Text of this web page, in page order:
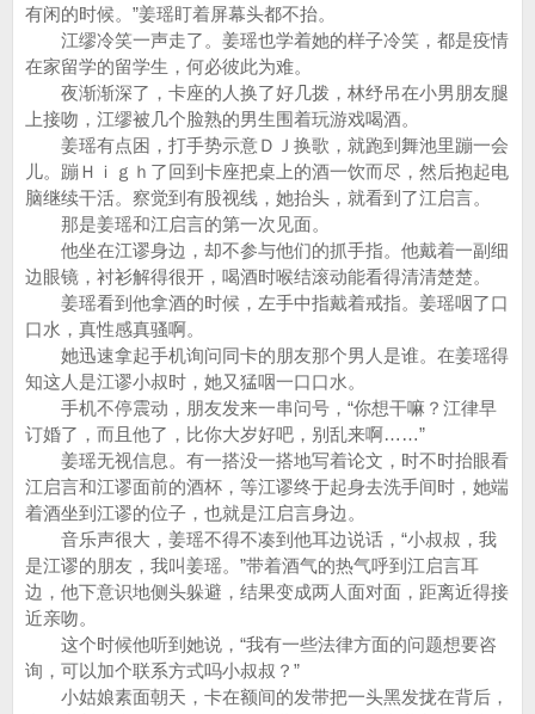
有闲的时候。”姜瑶盯着屏幕头都不抬。
江缪冷笑一声走了。姜瑶也学着她的样子冷笑，都是疫情
在家留学的留学生，何必彼此为难。
夜渐渐深了，卡座的人换了好几拨，林纾吊在小男朋友腿
上接吻，江缪被几个脸熟的男生围着玩游戏喝酒。
姜瑶有点困，打手势示意ＤＪ换歌，就跑到舞池里蹦一会
儿。蹦Ｈｉｇｈ了回到卡座把桌上的酒一饮而尽，然后抱起电
脑继续干活。察觉到有股视线，她抬头，就看到了江启言。
那是姜瑶和江启言的第一次见面。
他坐在江谬身边，却不参与他们的抓手指。他戴着一副细
边眼镜，衬衫解得很开，喝酒时喉结滚动能看得清清楚楚。
姜瑶看到他拿酒的时候，左手中指戴着戒指。姜瑶咽了口
口水，真性感真骚啊。
她迅速拿起手机询问同卡的朋友那个男人是谁。在姜瑶得
知这人是江谬小叔时，她又猛咽一口口水。
手机不停震动，朋友发来一串问号，“你想干嘛？江律早
订婚了，而且他了，比你大岁好吧，别乱来啊……”
姜瑶无视信息。有一搭没一搭地写着论文，时不时抬眼看
江启言和江谬面前的酒杯，等江谬终于起身去洗手间时，她端
着酒坐到江谬的位子，也就是江启言身边。
音乐声很大，姜瑶不得不凑到他耳边说话，“小叔叔，我
是江谬的朋友，我叫姜瑶。”带着酒气的热气呼到江启言耳
边，他下意识地侧头躲避，结果变成两人面对面，距离近得接
近亲吻。
这个时候他听到她说，“我有一些法律方面的问题想要咨
询，可以加个联系方式吗小叔叔？”
小姑娘素面朝天，卡在额间的发带把一头黑发拢在背后，